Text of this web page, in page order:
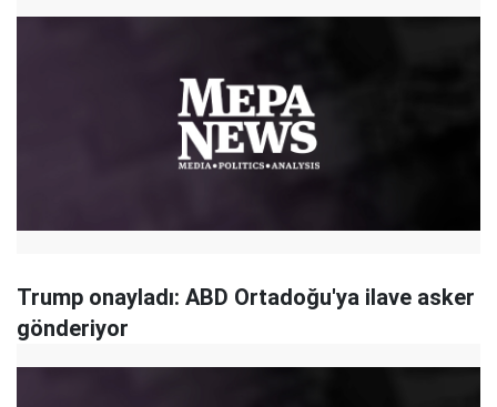
Trump onayladı: ABD Ortadoğu'ya ilave asker
gönderiyor